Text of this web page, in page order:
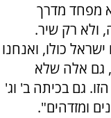
מפחד מדרך
ולא רק שיר.
כולו, ואנחנו
גם אלה שלא
גם בכיתה ב' וג'
ומזדהים".